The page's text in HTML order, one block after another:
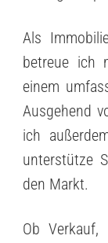
Als
betreue ich
einem
Ausgehend
ich
unterstütze
den Markt.
Ob